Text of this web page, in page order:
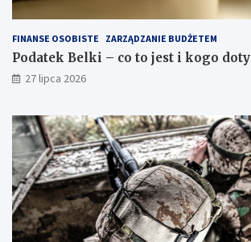
FINANSE OSOBISTE ZARZĄDZANIE BUDŻETEM
Podatek Belki – co to jest i kogo
27 lipca 2026